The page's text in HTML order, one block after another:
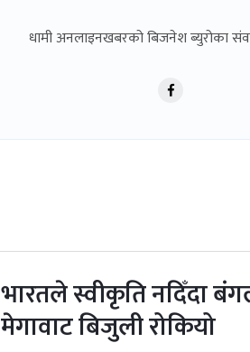
धामी अनलाइनखबरको बिजनेश ब्युरोका
भारतले स्वीकृति नदिँदा
मेगावाट बिजुली रोकियो